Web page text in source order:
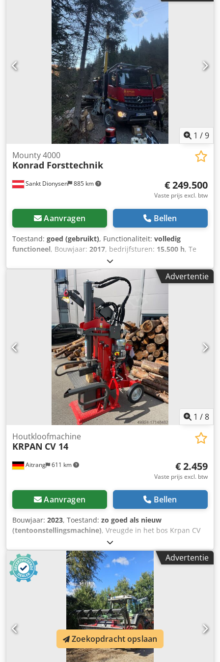
harvester"), gebouwd door Konrad Forsttechnik GmbH voor
bosbouwtoepassing. Bouwjaar: 2014 Met Woody 60
processor kop (inclusief topzaag) Loopwagen: Prisys Drager
voertuig: MAN TGS Cedpfxowtw Apj Af Reha Kan op elk
moment werkend worden bezichtigd. Bijzonderheden:
Ideaal voor steile hellingen en moeilijk terrein! Zeer
robuuste constructie voor volledige bosaanwinning.
Regelmatig onderhouden – direct inzetbaar! Toestand:
Technisch en optisch goed onderhouden Direct inzetbaar
zonder onderhoudsachterstand
1 /9
Sankt Dionysen 885 km
Mounty 4000
Konrad Forsttechnik
€ 249.500
Vaste prijs excl. btw
Aanvragen Bellen
Toestand: goed (gebruikt), Functionaliteit: volledig
functioneel, Bouwjaar: 2017, bedrijfsturen: 15.500 h, Te
koop: Gebruikte Mounty 4000 kabelkraan ("berg-
harvester") voor kabeltransport bergop en bergaf,
gebouwd door Konrad Forsttechnik GmbH voor
bosbouwtoepassingen. DRAAIRINGLAGER +
KRAANSLANGEN vernieuwd in januari 2025! Bouwjaar:
2017 Met processor-kop Woody 61 (incl. topzaag)
Loopwagen: Liftliner LL-40-01 Drager voertuig: Mercedes
Kan op elk moment in bedrijf worden bezichtigd.
Bijzonderheden: Ideaal voor steile hellingen en moeilijk
terrein! Zeer robuuste opbouw voor volgewas-oogst in de
bosbouw. Regelmatig onderhouden – direct inzetbaar!
Cedpfxex A A Srj Af Rjha Toestand: Technisch en optisch
goed onderhouden Direct inzetbaar zonder
onderhoudsachterstand
Advertentie
1 /8
Aitrang 611 km
Houtkloofmachine
KRPAN CV 14
€ 2.459
Vaste prijs excl. btw
Aanvragen Bellen
Bouwjaar: 2023, Toestand: zo goed als nieuw
(tentoonstellingsmachine), Vreugde in het bos Krpan CV
een droom! KRPAN is de grootste fabrikant van
bosbouwlieren ter wereld en produceert ook houtklievers
op het hoogste kwaliteitsniveau! We hebben alle modellen
op voorraad en kunnen direct leveren. Voor een
gedetailleerde beschrijving zie .pdf datasheet in
documenten. Cjdpfxeunmwcs Af Rsha
Advertentie
Zoekopdracht opslaan